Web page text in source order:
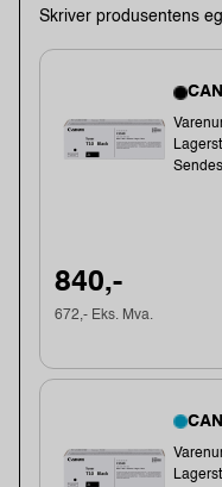
Skriver produsentens
840,-
672,- Eks. Mva.